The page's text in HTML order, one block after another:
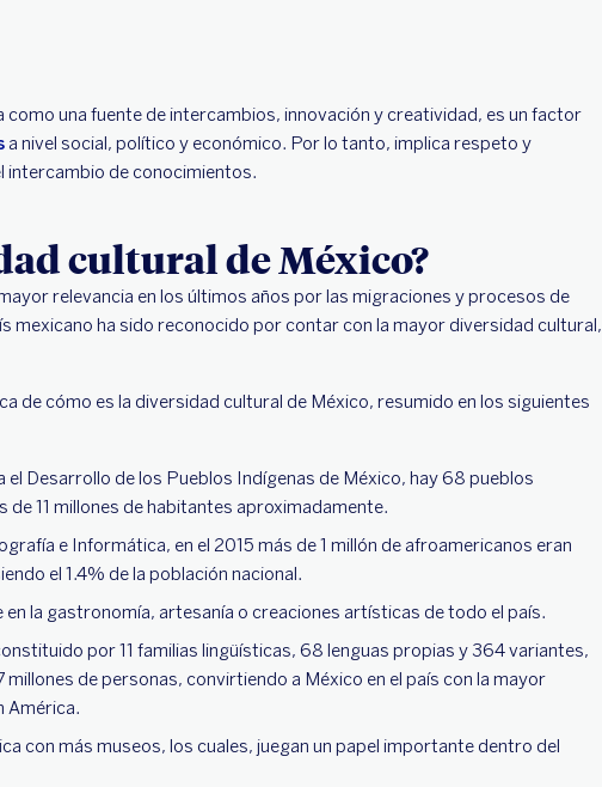
una fuente de intercambios, innovación y creatividad, es un factor
a nivel social, político y económico. Por lo tanto, implica respeto y
intercambio de conocimientos.
cultural de México?
relevancia en los últimos años por las migraciones y procesos de
mexicano ha sido reconocido por contar con la mayor diversidad cultural,
de cómo es la diversidad cultural de México, resumido en los siguientes
el Desarrollo de los Pueblos Indígenas de México, hay 68 pueblos
de 11 millones de habitantes aproximadamente.
e Informática, en el 2015 más de 1 millón de afroamericanos eran
el 1.4% de la población nacional.
la gastronomía, artesanía o creaciones artísticas de todo el país.
por 11 familias lingüísticas, 68 lenguas propias y 364 variantes,
de personas, convirtiendo a México en el país con la mayor
América.
con más museos, los cuales, juegan un papel importante dentro del